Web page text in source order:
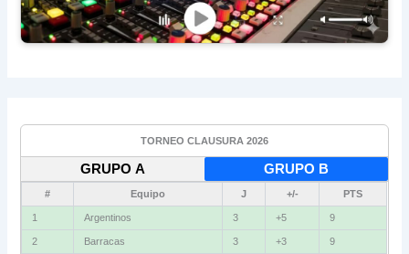
TORNEO CLAUSURA 2026
GRUPO A GRUPO B
# Equipo J +/- PTS
1 Vélez 3 +4 9
2 Independiente 3 +2 6